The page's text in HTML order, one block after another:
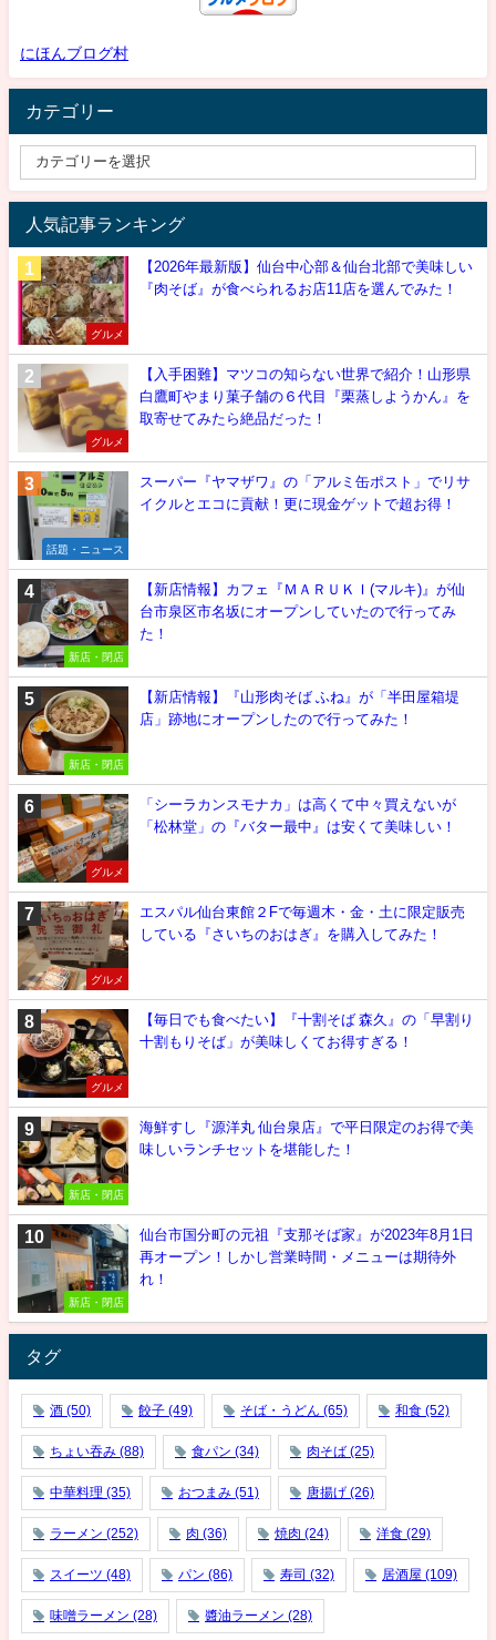
にほんブログ村
カテゴリー
人気記事ランキング
グルメ
【2026年最新版】仙台中心部＆仙台北部で美味しい
『肉そば』が食べられるお店11店を選んでみた！
グルメ
【入手困難】マツコの知らない世界で紹介！山形県
白鷹町やまり菓子舗の６代目『栗蒸しようかん』を
取寄せてみたら絶品だった！
話題・ニュース
スーパー『ヤマザワ』の「アルミ缶ポスト」でリサ
イクルとエコに貢献！更に現金ゲットで超お得！
新店・閉店
【新店情報】カフェ『ＭＡＲＵＫＩ(マルキ)』が仙
台市泉区市名坂にオープンしていたので行ってみ
た！
新店・閉店
【新店情報】『山形肉そば ふね』が「半田屋箱堤
店」跡地にオープンしたので行ってみた！
グルメ
「シーラカンスモナカ」は高くて中々買えないが
「松林堂」の『バター最中』は安くて美味しい！
グルメ
エスパル仙台東館２Fで毎週木・金・土に限定販売
している『さいちのおはぎ』を購入してみた！
グルメ
【毎日でも食べたい】『十割そば 森久』の「早割り
十割もりそば」が美味しくてお得すぎる！
新店・閉店
海鮮すし『源洋丸 仙台泉店』で平日限定のお得で美
味しいランチセットを堪能した！
新店・閉店
仙台市国分町の元祖『支那そば家』が2023年8月1日
再オープン！しかし営業時間・メニューは期待外
れ！
タグ
酒 (50) 餃子 (49) そば・うどん (65) 和食 (52)
ちょい吞み (88) 食パン (34) 肉そば (25)
中華料理 (35) おつまみ (51) 唐揚げ (26)
ラーメン (252) 肉 (36) 焼肉 (24) 洋食 (29)
スイーツ (48) パン (86) 寿司 (32) 居酒屋 (109)
味噌ラーメン (28) 醬油ラーメン (28)